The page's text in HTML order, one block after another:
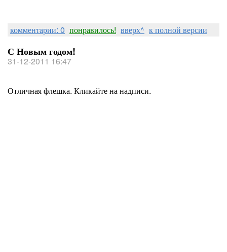
комментарии: 0 понравилось! вверх^ к полной версии
С Новым годом!
31-12-2011 16:47
Отличная флешка. Кликайте на надписи.